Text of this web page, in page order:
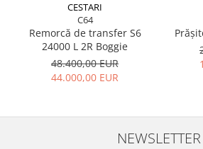
CESTARI
C64
Remorcă de transfer S6
24000 L 2R Boggie
48.400,00 EUR
44.000,00 EUR
NEWSLETTER